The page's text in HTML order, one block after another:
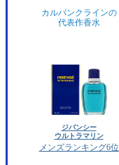
カルバンクラインの
代表作香水
ジバンシー
ウルトラマリン
メンズランキング6位